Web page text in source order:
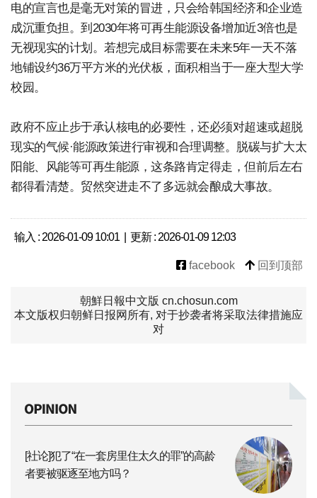
电的宣言也是毫无对策的冒进，只会给韩国经济和企业造
成沉重负担。到2030年将可再生能源设备增加近3倍也是
无视现实的计划。若想完成目标需要在未来5年一天不落
地铺设约36万平方米的光伏板，面积相当于一座大型大学
校园。
政府不应止步于承认核电的必要性，还必须对超速或超脱
现实的气候·能源政策进行审视和合理调整。脱碳与扩大太
阳能、风能等可再生能源，这条路肯定得走，但前后左右
都得看清楚。贸然突进走不了多远就会酿成大事故。
输入 : 2026-01-09 10:01 | 更新 : 2026-01-09 12:03
facebook 回到顶部
朝鮮日報中文版 cn.chosun.com
本文版权归朝鲜日报网所有, 对于抄袭者将采取法律措施应
对
[社论]犯了“在一套房里住太久的罪”的高龄
者要被驱逐至地方吗？